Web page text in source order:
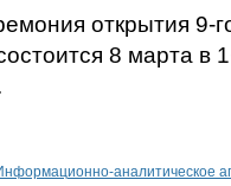
открытия 9-
8 марта в
аналитическое